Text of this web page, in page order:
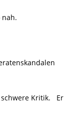
nah.
schwere Kritik. Er